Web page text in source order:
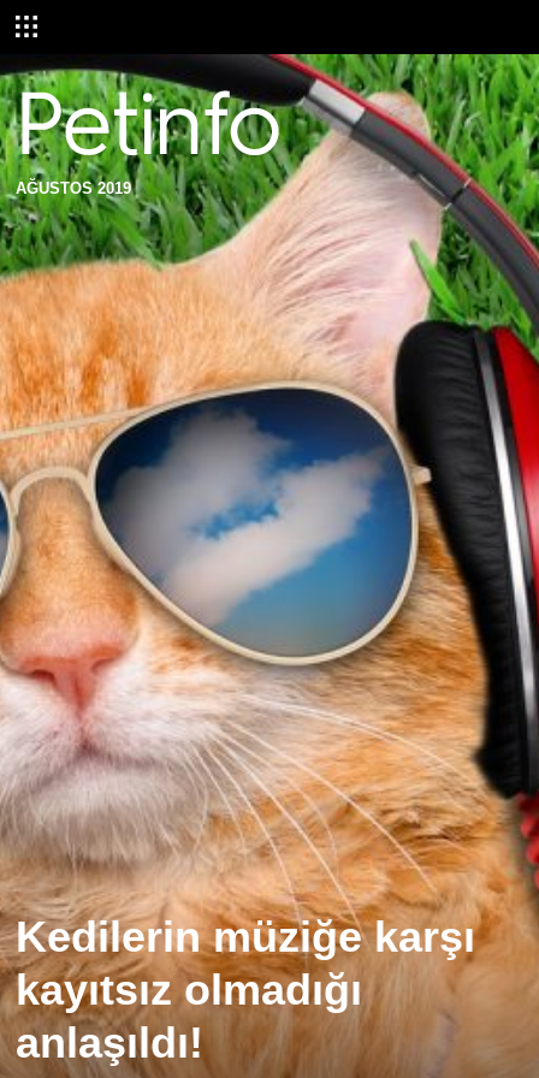
AĞUSTOS 2019
Kedilerin müziğe karşı
kayıtsız olmadığı
anlaşıldı!